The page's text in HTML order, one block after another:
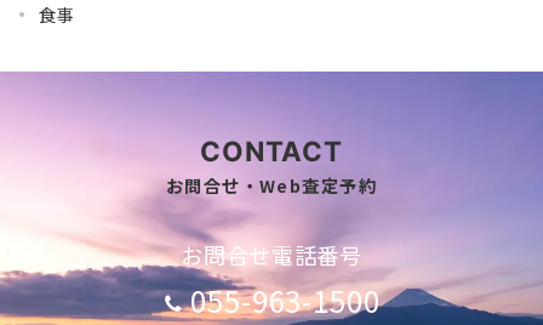
食事
CONTACT
お問合せ・Web査定予約
お問合せ電話番号
055-963-1500